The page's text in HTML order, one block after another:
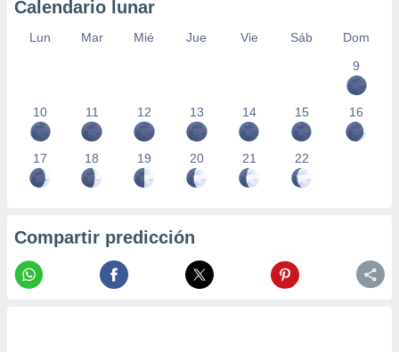
Calendario lunar
Lun Mar Mié Jue Vie Sáb
Dom
9
10 11 12 13 14 15 16
17 18 19 20 21 22
Compartir predicción